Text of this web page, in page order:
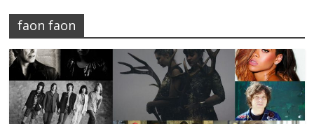
faon faon